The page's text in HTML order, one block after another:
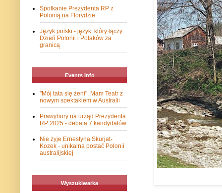
Spotkanie Prezydenta RP z
Polonią na Florydzie
Język polski - język, który łączy.
Dzień Polonii i Polaków za
granicą
Events Info
"Mój tata się żeni". Mam Teatr z
nowym spektaklem w Australii
Prawybory na urząd Prezydenta
RP 2025 - debata 7 kandydatów
Nie żyje Ernestyna Skurjat-
Kozek - unikalna postać Polonii
australijskiej
Wyszukiwarka